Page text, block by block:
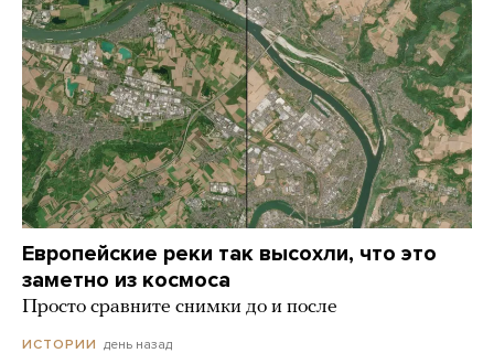
Европейские реки так высохли, что это
заметно из космоса
Просто сравните снимки до и после
ИСТОРИИ день назад